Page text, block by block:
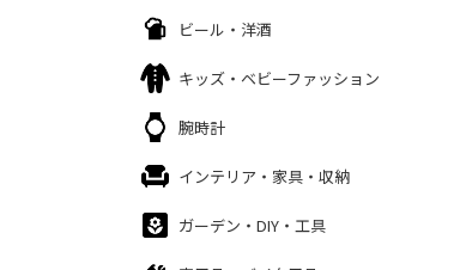
ビール・洋酒
キッズ・ベビーファッション
腕時計
インテリア・家具・収納
ガーデン・DIY・工具